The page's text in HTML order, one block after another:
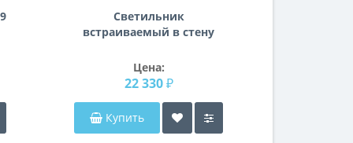
Светильник
встраиваемый в стену
Цена:
22 330 ₽
Купить